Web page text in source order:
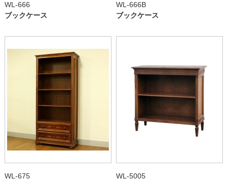
WL-666
ブックケース
WL-666B
ブックケース
WL-675
WL-5005